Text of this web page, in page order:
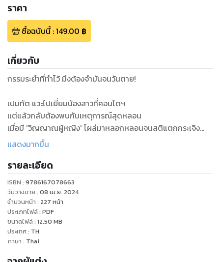
ราคา
ซื้อฉบับนี้:149.00 ฿
เกี่ยวกับ
กรรมระยำที่ทำไว้ มึงต้องจำมันจนวันตาย!
เปมทัต แวะไปเยี่ยมน้องสาวที่คอนโดฯ
แต่แล้วกลับต้องพบกับเหตุการณ์สุดหลอน
เมื่อมี 'วิญญาณผู้หญิง' โผล่มาหลอกหลอนจนสติแตกกระเจิง
ด้วยความหวาดกลัวนี้เองที่ผลักดันให้เขาออกตามหาวิธีป้องกันตัว
ชีวิตด้วยจุดประสงค์บางอย่าง
ระหว่างนั้น ก้องภพ เพื่อนสนิทของเขาก็บังเอิญมาหายตัวไป
อีกทั้งเขาเองก็ติดต่อน้องสาวไม่ได้มาหลายวันแล้ว
เปมทัตกับแมงป่องจึงต้องออกแรงตามหาทั้ง คน และ ผี
โดยไม่รู้เลยว่าทุกอย่างนั้นล้วนมีความสัมพันธ์เกี่ยวโยงกันอย่าง
คาดไม่ถึง!
แสดงมากขึ้น
รายละเอียด
ISBN : 9786167078663
วันวางขาย : 08 เม.ย. 2024
จำนวนหน้า : 227 หน้า
ประเภทไฟล์: PDF
ขนาดไฟล์: 12.50 MB
ประเทศ: TH
ภาษา : Thai